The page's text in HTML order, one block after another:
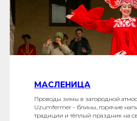
МАСЛЕНИЦА
Проводы зимы в загородной
Uzumfermer - блины, горячие
традиции и тёплый праздник на